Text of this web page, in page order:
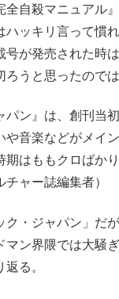
全自殺マニュアル
ハッキリ言って慣
号が発売された時
ろうと思ったので
パン』は、創刊当
や音楽などがメイ
期はももクロばか
ャー誌編集者）
・ジャパン」だ
マン界隈では大騒
る。